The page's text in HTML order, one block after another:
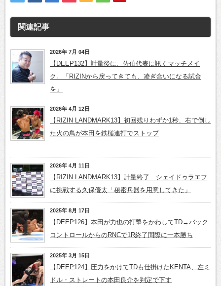
関連記事
2026年 7月 04日
【DEEP132】計量後に、佐伯代表に訊くマッチメイ
ク。「RIZINから戻ってきても、凌ぎ合いになる試合
を」
2026年 4月 12日
【RIZIN LANDMARK13】初回残りわずか1秒、右で倒し
た火の鳥が本田を鉄槌連打でストップ
2026年 4月 11日
【RIZIN LANDMARK13】計量終了 シェイドゥラエフ
に挑戦する久保優太「秘密兵器を用意してきた」
2025年 8月 17日
【DEEP126】本田が力也の打撃をかわしてTD→バック
コントロールからのRNCで1R終了間際に一本勝ち
2025年 3月 15日
【DEEP124】圧力をかけてTDも仕掛けたKENTA、左ミ
ドル・ストレートの本田良介を判定で下す